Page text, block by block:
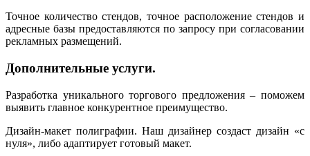
Точное количество стендов, точное расположение стендов и
адресные базы предоставляются по запросу при согласовании
рекламных размещений.
Дополнительные услуги.
Разработка уникального торгового предложения – поможем
выявить главное конкурентное преимущество.
Дизайн-макет полиграфии. Наш дизайнер создаст дизайн «с
нуля», либо адаптирует готовый макет.